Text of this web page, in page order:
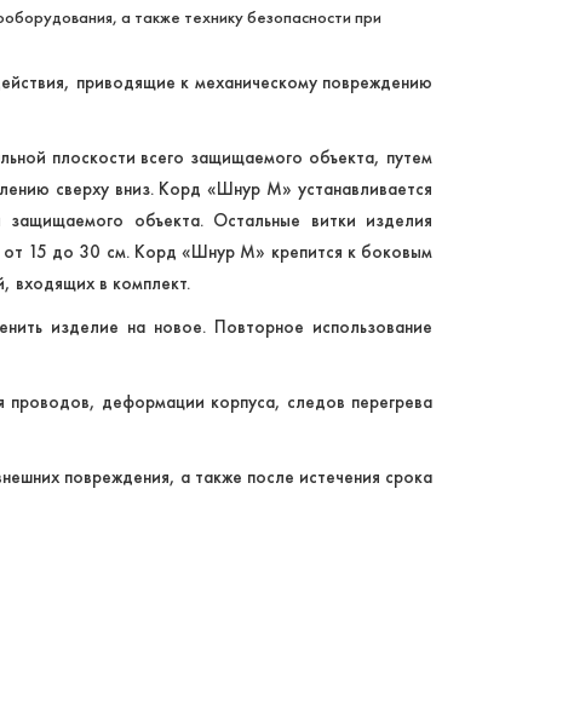
а также технику безопасности при
приводящие к механическому повреждению
плоскости всего защищаемого объекта, путем
сверху вниз. Корд «Шнур М» устанавливается
объекта. Остальные витки изделия
от 15 до 30 см. Корд «Шнур М» крепится к боковым
входящих в комплект.
изделие на новое. Повторное использование
проводов, деформации корпуса, следов перегрева
повреждения, а также после истечения срока